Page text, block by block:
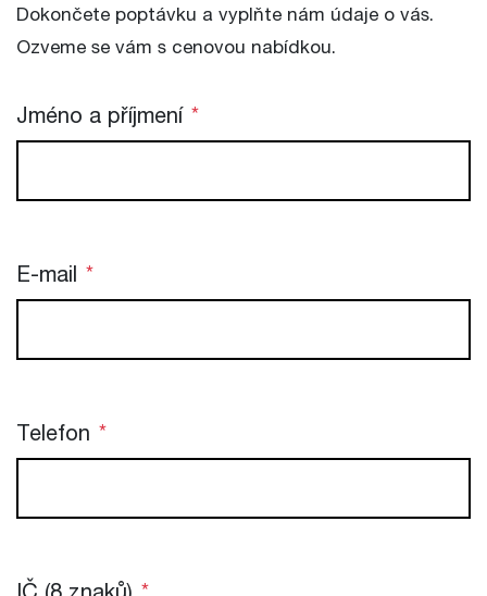
Dokončete poptávku a vyplňte nám údaje o vás.
Ozveme se vám s cenovou nabídkou.
Jméno a příjmení *
E-mail *
Telefon *